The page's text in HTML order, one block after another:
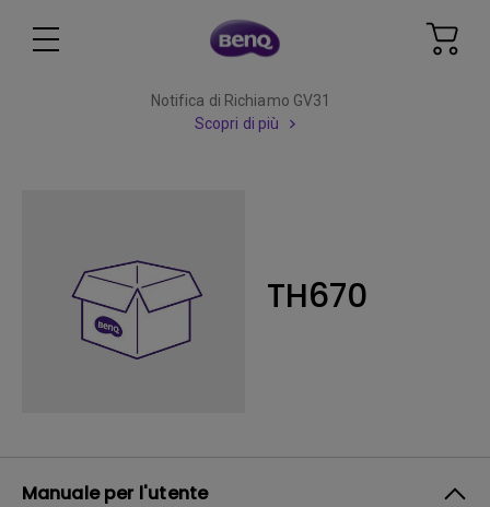
Notifica di Richiamo GV31
Scopri di più
TH670
Manuale per l'utente